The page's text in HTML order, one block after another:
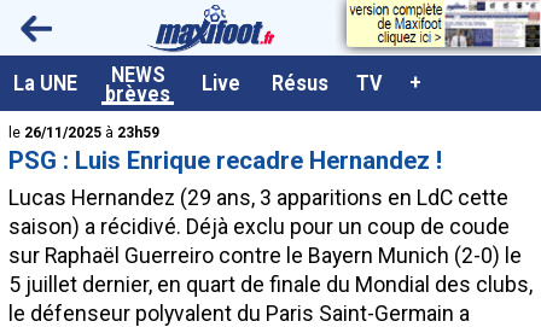
La UNE NEWS
brèves Live Résus TV +
<
le 26/11/2025 à 23h59
PSG : Luis Enrique recadre Hernandez !
Lucas Hernandez (29 ans, 3 apparitions en LdC cette
saison) a récidivé. Déjà exclu pour un coup de coude
sur Raphaël Guerreiro contre le Bayern Munich (2-0) le
5 juillet dernier, en quart de finale du Mondial des clubs,
le défenseur polyvalent du Paris Saint-Germain a
A la UNE
Dernières brèves
Live / Matchs en direct
Résultats et Classements
Class. buteurs européens
Programme TV foot